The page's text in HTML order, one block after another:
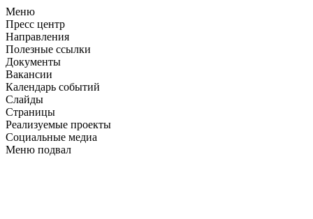
Меню
Пресс центр
Направления
Полезные ссылки
Документы
Вакансии
Календарь событий
Слайды
Страницы
Реализуемые проекты
Социальные медиа
Меню подвал